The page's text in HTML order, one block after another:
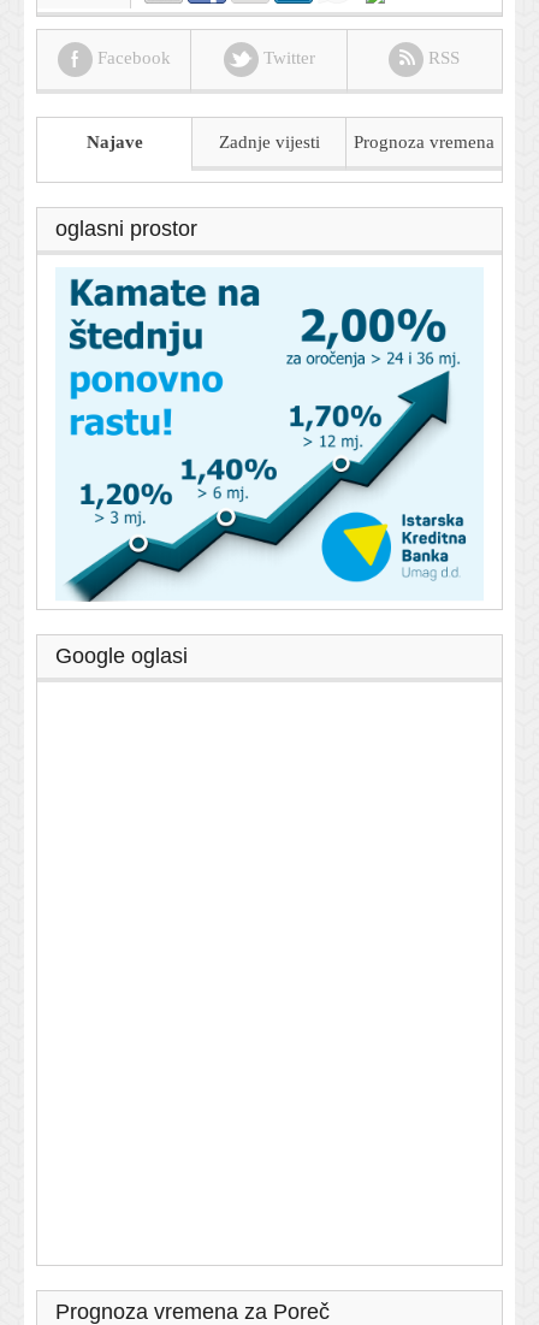
Facebook Twitter RSS
Najave Zadnje vijesti Prognoza vremena
oglasni prostor
Google oglasi
Prognoza vremena za Poreč